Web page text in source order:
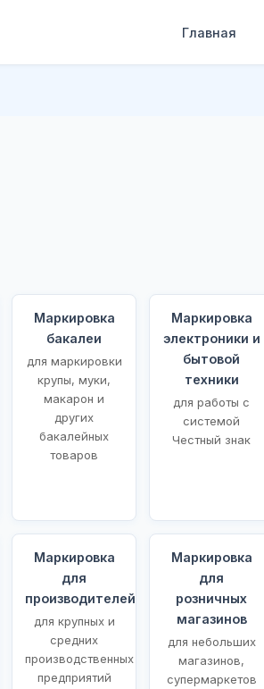
Главная
Маркировка
бакалеи
для маркировки
крупы, муки,
макарон и
других
бакалейных
товаров
Маркировка
электроники и
бытовой
техники
для работы с
системой
Честный знак
Маркировка
для
производителей
для крупных и
средних
производственных
предприятий
Маркировка
для
розничных
магазинов
для небольших
магазинов,
супермаркетов